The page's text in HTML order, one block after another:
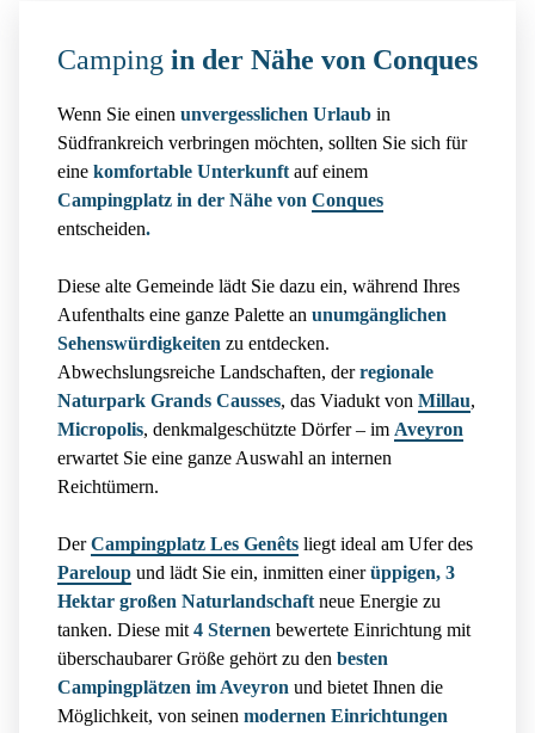
Camping in der Nähe von Conques
Wenn Sie einen unvergesslichen Urlaub in
Südfrankreich verbringen möchten, sollten Sie sich für
eine komfortable Unterkunft auf einem
Campingplatz in der Nähe von Conques
entscheiden.
Diese alte Gemeinde lädt Sie dazu ein, während Ihres
Aufenthalts eine ganze Palette an unumgänglichen
Sehenswürdigkeiten zu entdecken.
Abwechslungsreiche Landschaften, derregionale
Naturpark Grands Causses, das Viadukt von Millau,
Micropolis, denkmalgeschützte Dörfer – im Aveyron
erwartet Sie eine ganze Auswahl an internen
Reichtümern.
DerCampingplatz Les Genêts liegt ideal am Ufer des
Pareloup und lädt Sie ein, inmitten einerüppigen, 3
Hektar großen Naturlandschaft neue Energie zu
tanken. Diese mit 4 Sternen bewertete Einrichtung mit
überschaubarer Größe gehört zu den besten
Campingplätzen im Aveyron und bietet Ihnen die
Möglichkeit, von seinen modernen Einrichtungen